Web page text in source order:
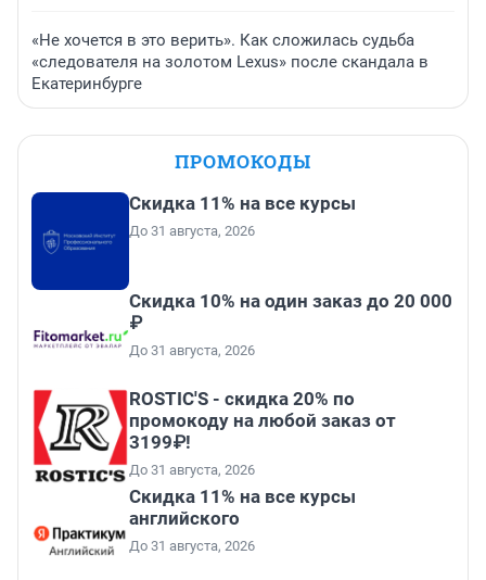
«Не хочется в это верить». Как сложилась судьба
«следователя на золотом Lexus» после скандала в
Екатеринбурге
ПРОМОКОДЫ
Скидка 11% на все курсы
До 31 августа, 2026
Скидка 10% на один заказ до 20 000
₽
До 31 августа, 2026
ROSTIC'S - скидка 20% по
промокоду на любой заказ от
3199₽!
До 31 августа, 2026
Скидка 11% на все курсы
английского
До 31 августа, 2026